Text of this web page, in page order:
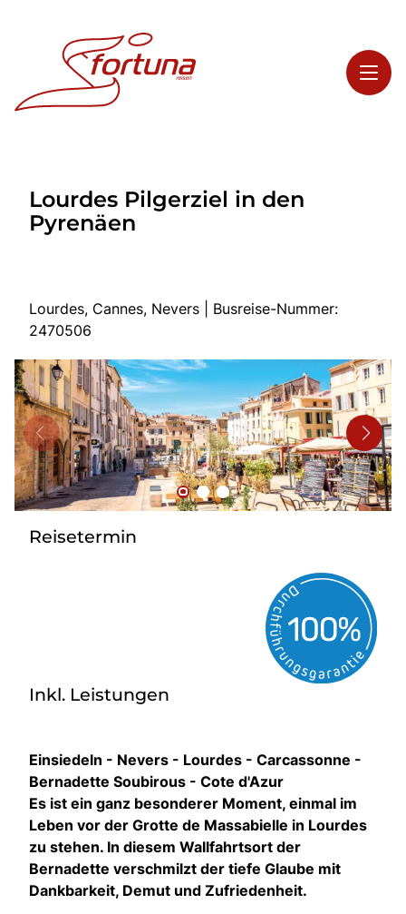
Highlights
Service
Busreisen
Bus mieten
Reisebüro
Newsletter
Kontakt
Lourdes Pilgerziel in den
Pyrenäen
Lourdes, Cannes, Nevers | Busreise-Nummer:
2470506
Reisetermin
Inkl. Leistungen
Einsiedeln - Nevers - Lourdes - Carcassonne -
Bernadette Soubirous - Cote d'Azur
Es ist ein ganz besonderer Moment, einmal im
Leben vor der Grotte de Massabielle in Lourdes
zu stehen. In diesem Wallfahrtsort der
Bernadette verschmilzt der tiefe Glaube mit
Dankbarkeit, Demut und Zufriedenheit.